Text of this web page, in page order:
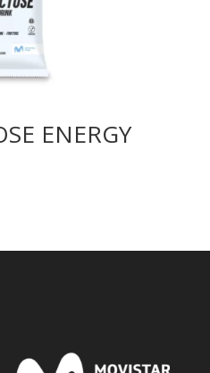
ENERGY